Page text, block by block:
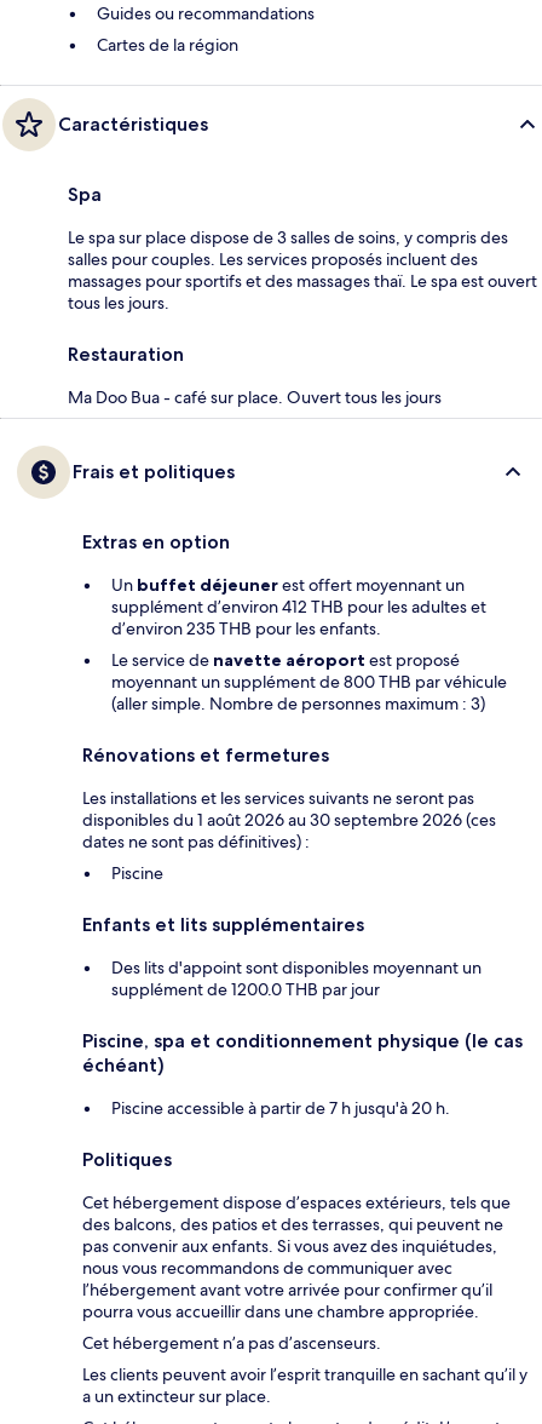
Guides ou recommandations
Cartes de la région
Caractéristiques
Spa
Le spa sur place dispose de 3 salles de soins, y compris des
salles pour couples. Les services proposés incluent des
massages pour sportifs et des massages thaï. Le spa est ouvert
tous les jours.
Restauration
Ma Doo Bua - café sur place. Ouvert tous les jours
Frais et politiques
Extras en option
Un buffet déjeunerest offert moyennant un
supplément d’environ 412 THB pour les adultes et
d’environ 235 THB pour les enfants.
Le service de navette aéroport est proposé
moyennant un supplément de 800 THB par véhicule
(aller simple. Nombre de personnes maximum : 3)
Rénovations et fermetures
Les installations et les services suivants ne seront pas
disponibles du 1 août 2026 au 30 septembre 2026 (ces
dates ne sont pas définitives) :
Piscine
Enfants et lits supplémentaires
Des lits d'appoint sont disponibles moyennant un
supplément de 1200.0 THB par jour
Piscine, spa et conditionnement physique (le cas
échéant)
Piscine accessible à partir de 7 h jusqu'à 20 h.
Politiques
Cet hébergement dispose d’espaces extérieurs, tels que
des balcons, des patios et des terrasses, qui peuvent ne
pas convenir aux enfants. Si vous avez des inquiétudes,
nous vous recommandons de communiquer avec
l’hébergement avant votre arrivée pour confirmer qu’il
pourra vous accueillir dans une chambre appropriée.
Cet hébergement n’a pas d’ascenseurs.
Les clients peuvent avoir l’esprit tranquille en sachant qu’il y
a un extincteur sur place.